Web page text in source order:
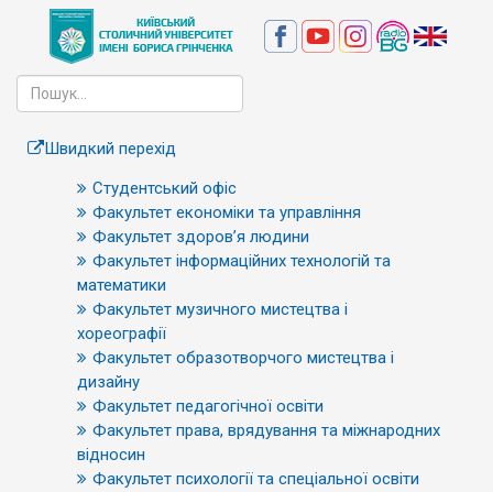
Швидкий перехід
Студентський офіс
Факультет економіки та управління
Факультет здоров’я людини
Факультет інформаційних технологій та
математики
Факультет музичного мистецтва і
хореографії
Факультет образотворчого мистецтва і
дизайну
Факультет педагогічної освіти
Факультет права, врядування та міжнародних
відносин
Факультет психології та спеціальної освіти